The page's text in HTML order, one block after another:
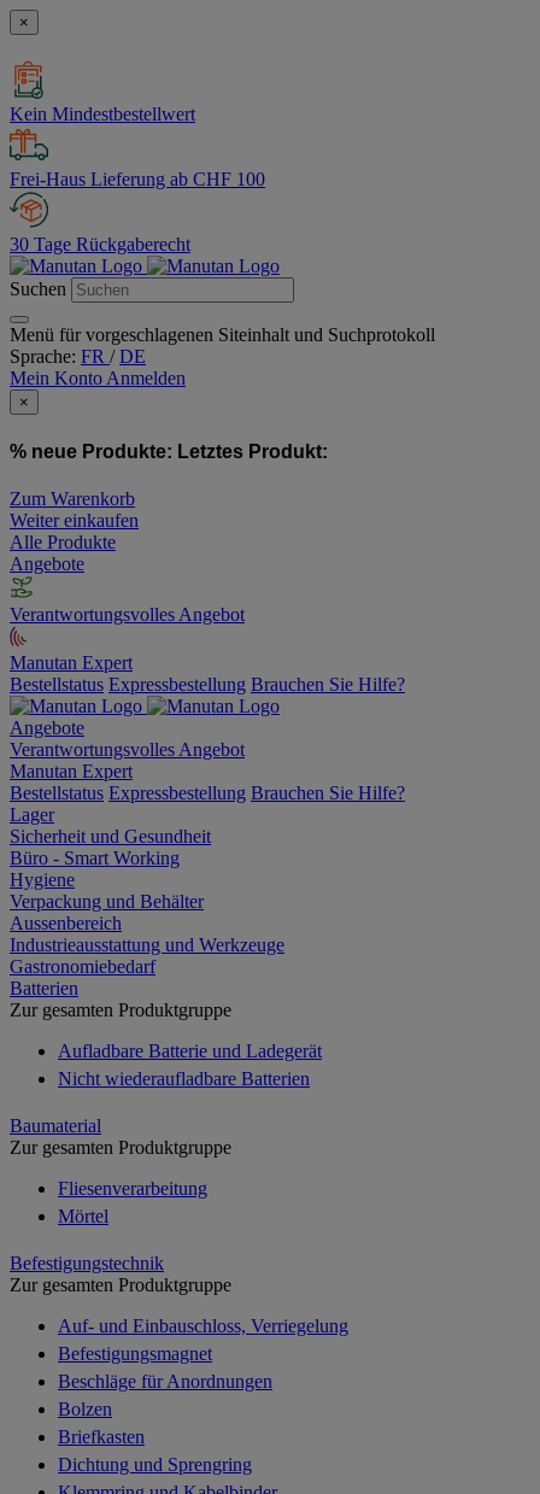
×
Kein Mindestbestellwert
Frei-Haus Lieferung ab CHF 100
30 Tage Rückgaberecht
Suchen
Menü für vorgeschlagenen Siteinhalt und Suchprotokoll
Sprache: FR /DE
Mein Konto Anmelden
×
% neue Produkte: Letztes Produkt:
Zum Warenkorb
Weiter einkaufen
Alle Produkte
Angebote
Verantwortungsvolles Angebot
Manutan Expert
Bestellstatus Expressbestellung Brauchen Sie Hilfe?
Angebote
Verantwortungsvolles Angebot
Manutan Expert
Bestellstatus Expressbestellung Brauchen Sie Hilfe?
Lager
Sicherheit und Gesundheit
Büro - Smart Working
Hygiene
Verpackung und Behälter
Aussenbereich
Industrieausstattung und Werkzeuge
Gastronomiebedarf
Batterien
Zur gesamten Produktgruppe
Aufladbare Batterie und Ladegerät
Nicht wiederaufladbare Batterien
Baumaterial
Zur gesamten Produktgruppe
Fliesenverarbeitung
Mörtel
Befestigungstechnik
Zur gesamten Produktgruppe
Auf- und Einbauschloss, Verriegelung
Befestigungsmagnet
Beschläge für Anordnungen
Bolzen
Briefkasten
Dichtung und Sprengring